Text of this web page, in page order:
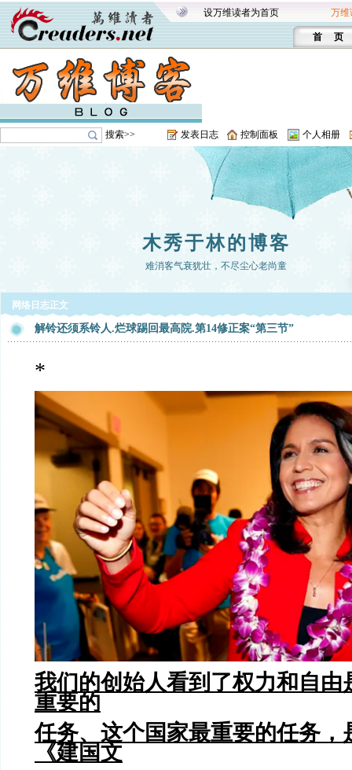
设万维读者为首页 万维
首 页
搜索>> 发表日志 控制面板 个人相册
木秀于林的博客
难消客气衰犹壮，不尽尘心老尚童
网络日志正文
解铃还须系铃人.烂球踢回最高院.第14修正案“第三节”
*
我们的创始人看到了权力和自由
重要的
任务、这个国家最重要的任务，
《建国文